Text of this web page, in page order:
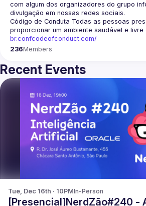
com algum dos organizadores do grupo
divulgação em nossas redes sociais.
Código de Conduta Todas as pessoas
proporcionar um ambiente saudável e livre
br.confcodeofconduct.com/
236Members
Recent Events
Tue, Dec 16th · 10PMIn-Person
[Presencial]NerdZão#240 -